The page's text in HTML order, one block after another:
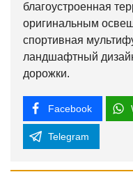
благоустроенная
оригинальным
спортивная
ландшафтный
дорожки.
Facebook
Telegram